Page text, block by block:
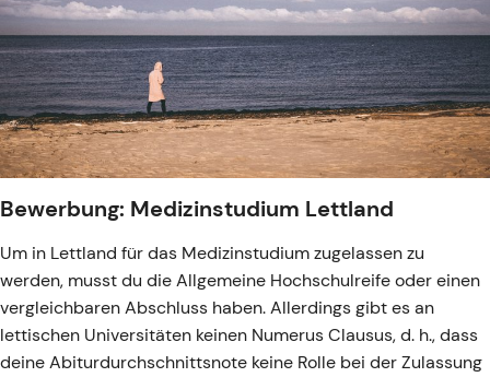
Bewerbung: Medizinstudium Lettland
Um in Lettland für das Medizinstudium zugelassen zu
werden, musst du die Allgemeine Hochschulreife oder einen
vergleichbaren Abschluss haben. Allerdings gibt es an
lettischen Universitäten keinen Numerus Clausus, d. h., dass
deine Abiturdurchschnittsnote keine Rolle bei der Zulassung